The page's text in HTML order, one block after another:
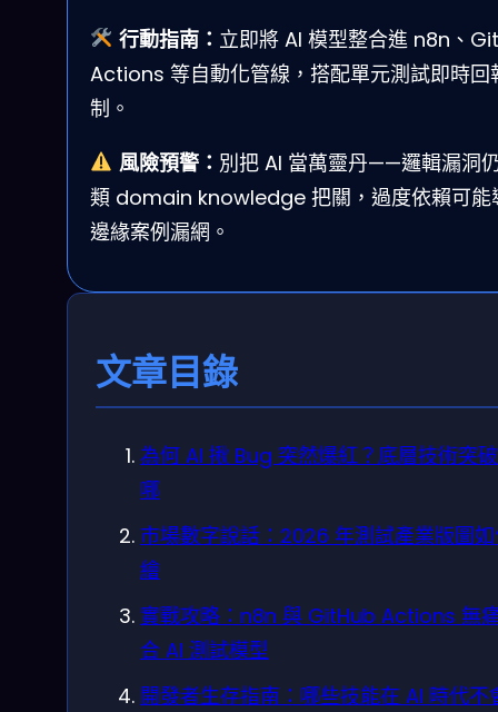
行動指南： 立即將 AI 模型整合進 n8n、
Actions 等自動化管線，搭配單元測試即時回
制。
風險預警： 別把 AI 當萬靈丹——邏輯漏洞
類 domain knowledge 把關，過度依賴可能
邊緣案例漏網。
文章目錄
為何 AI 揪 Bug 突然爆紅？底層技術突
哪
市場數字說話：2026 年測試產業版圖
繪
實戰攻略：n8n 與 GitHub Actions 無
合 AI 測試模型
開發者生存指南：哪些技能在 AI 時代不